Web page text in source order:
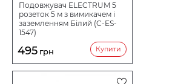
Подовжувач ELECTRUM 5
розеток 5 м з вимикачем і
заземленням Білий (C-ES-
1547)
495 грн Купити